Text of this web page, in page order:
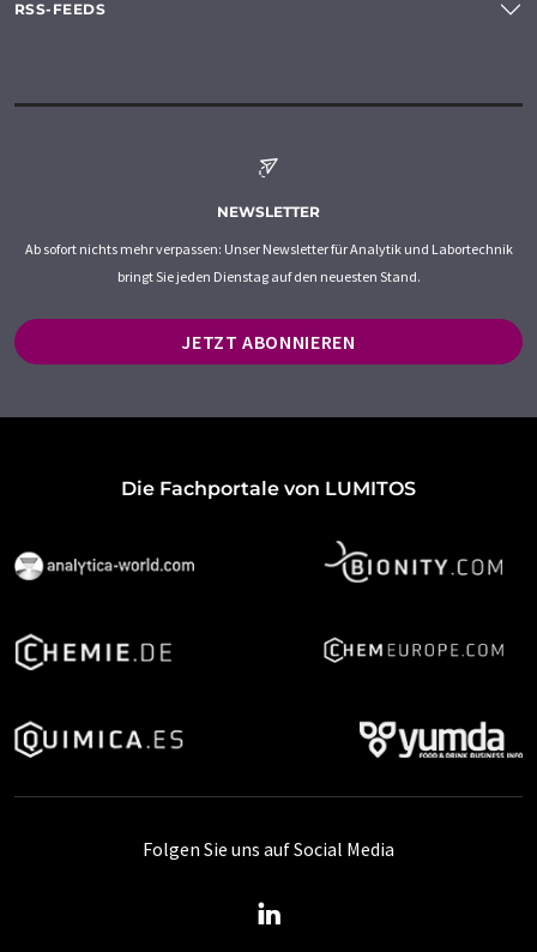
RSS-FEEDS
NEWSLETTER
Ab sofort nichts mehr verpassen: Unser Newsletter für Analytik und Labortechnik
bringt Sie jeden Dienstag auf den neuesten Stand.
JETZT ABONNIEREN
Die Fachportale von LUMITOS
Folgen Sie uns auf Social Media